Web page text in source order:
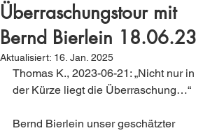
Überraschungstour mit
Bernd Bierlein 18.06.23
Aktualisiert: 16. Jan. 2025
Thomas K., 2023-06-21: „Nicht nur in
der Kürze liegt die Überraschung…“
Bernd Bierlein unser geschätzter